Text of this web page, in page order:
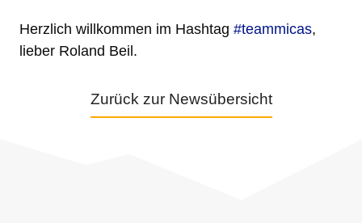
Herzlich willkommen im Hashtag #teammicas,
lieber Roland Beil.
Zurück zur Newsübersicht